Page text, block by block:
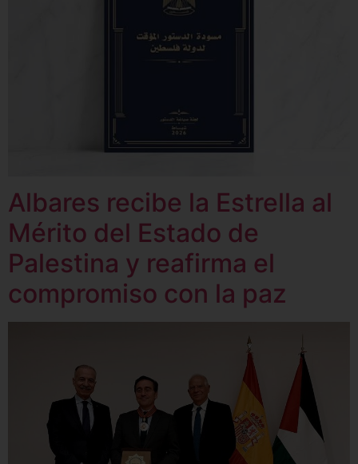
Albares recibe la Estrella al
Mérito del Estado de
Palestina y reafirma el
compromiso con la paz